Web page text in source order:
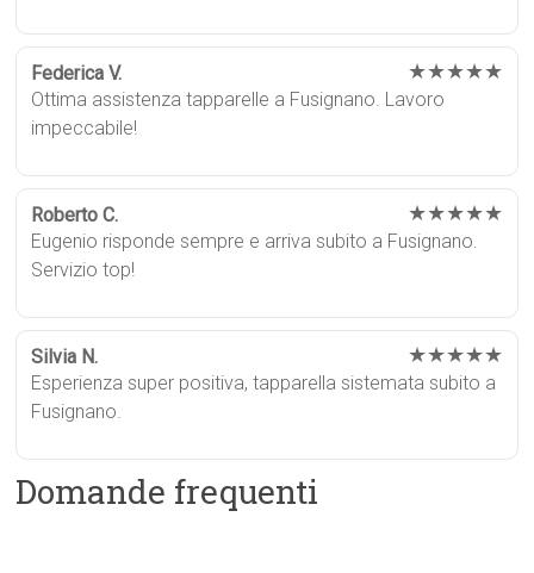
Federica V. ★★★★★
Ottima assistenza tapparelle a Fusignano. Lavoro
impeccabile!
Roberto C. ★★★★★
Eugenio risponde sempre e arriva subito a Fusignano.
Servizio top!
Silvia N. ★★★★★
Esperienza super positiva, tapparella sistemata subito a
Fusignano.
Domande frequenti